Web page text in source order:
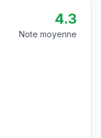
4.3
Note moyenne